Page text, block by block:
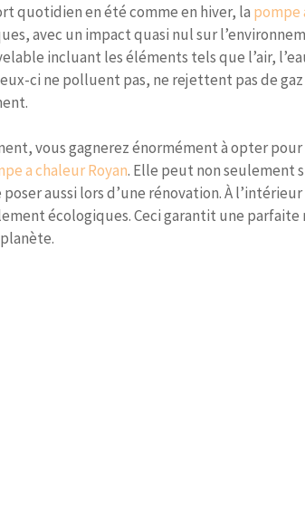
quotidien en été comme en hiver, la pompe
avec un impact quasi nul sur
incluant les éléments tels que l’air,
ci ne polluent pas, ne rejettent pas de
vous gagnerez énormément à opter
a chaleur Royan. Elle peut non seulement
aussi lors d’une rénovation. À
écologiques. Ceci garantit une